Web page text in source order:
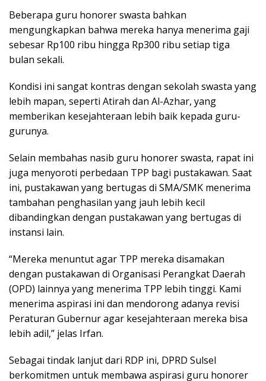
Beberapa guru honorer swasta bahkan
mengungkapkan bahwa mereka hanya menerima gaji
sebesar Rp100 ribu hingga Rp300 ribu setiap tiga
bulan sekali.
Kondisi ini sangat kontras dengan sekolah swasta yang
lebih mapan, seperti Atirah dan Al-Azhar, yang
memberikan kesejahteraan lebih baik kepada guru-
gurunya.
Selain membahas nasib guru honorer swasta, rapat ini
juga menyoroti perbedaan TPP bagi pustakawan. Saat
ini, pustakawan yang bertugas di SMA/SMK menerima
tambahan penghasilan yang jauh lebih kecil
dibandingkan dengan pustakawan yang bertugas di
instansi lain.
“Mereka menuntut agar TPP mereka disamakan
dengan pustakawan di Organisasi Perangkat Daerah
(OPD) lainnya yang menerima TPP lebih tinggi. Kami
menerima aspirasi ini dan mendorong adanya revisi
Peraturan Gubernur agar kesejahteraan mereka bisa
lebih adil,” jelas Irfan.
Sebagai tindak lanjut dari RDP ini, DPRD Sulsel
berkomitmen untuk membawa aspirasi guru honorer